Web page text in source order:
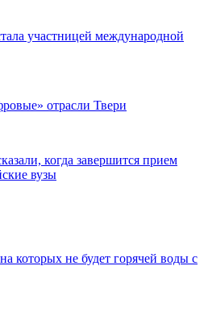
участницей международной
отрасли Твери
когда завершится прием
вузы
которых не будет горячей воды с